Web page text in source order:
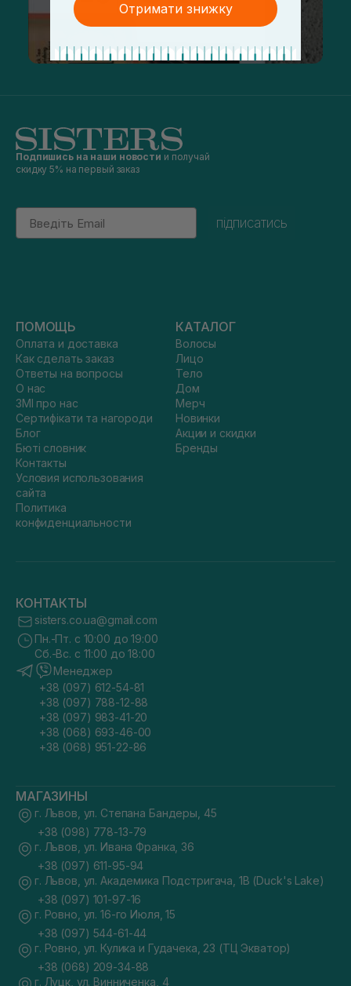
Подпишись на наши новости и получай
скидку 5% на первый заказ
Email
підписатись
ПОМОЩЬ
Оплата и доставка
Как сделать заказ
Ответы на вопросы
О нас
ЗМІ про нас
Сертифікати та нагороди
Блог
Бюті словник
Контакты
Условия использования
сайта
Политика
конфиденциальности
КАТАЛОГ
Волосы
Лицо
Тело
Дом
Мерч
Новинки
Акции и скидки
Бренды
КОНТАКТЫ
sisters.co.ua@gmail.com
Пн.-Пт. с 10:00 до 19:00
Сб.-Вс. с 11:00 до 18:00
Менеджер
+38 (097) 612-54-81
+38 (097) 788-12-88
+38 (097) 983-41-20
+38 (068) 693-46-00
+38 (068) 951-22-86
МАГАЗИНЫ
г. Львов, ул. Степана Бандеры, 45
+38 (098) 778-13-79
г. Львов, ул. Ивана Франка, 36
+38 (097) 611-95-94
г. Львов, ул. Академика Подстригача, 1В (Duck's Lake)
+38 (097) 101-97-16
г. Ровно, ул. 16-го Июля, 15
+38 (097) 544-61-44
г. Ровно, ул. Кулика и Гудачека, 23 (ТЦ Экватор)
+38 (068) 209-34-88
г. Луцк, ул. Винниченка, 4
Отримати знижку